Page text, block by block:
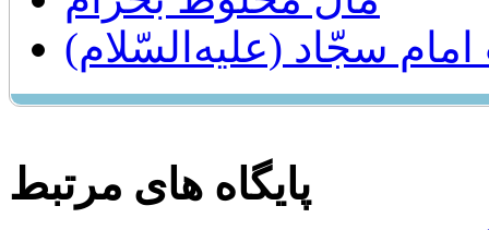
سجّاد (عليه‌السّلام)
پایگاه های مرتبط